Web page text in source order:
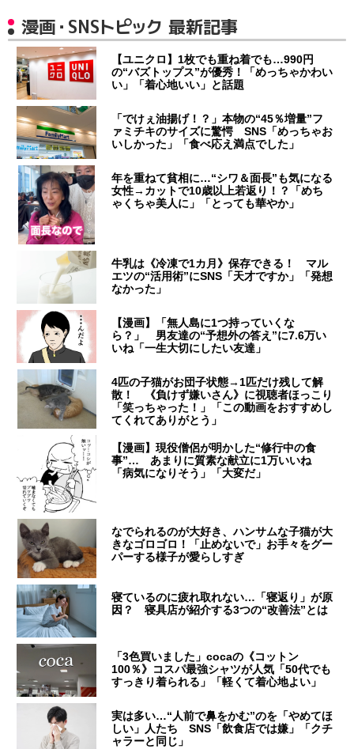
漫画・SNSトピック 最新記事
【ユニクロ】1枚でも重ね着でも…990円
の“バズトップス”が優秀！「めっちゃかわい
い」「着心地いい」と話題
「でけぇ油揚げ！？」本物の“45％増量”フ
ァミチキのサイズに驚愕 SNS「めっちゃお
いしかった」「食べ応え満点でした」
年を重ねて貧相に…“シワ＆面長”も気になる
女性→カットで10歳以上若返り！？「めち
ゃくちゃ美人に」「とっても華やか」
牛乳は《冷凍で1カ月》保存できる！ マル
エツの“活用術”にSNS「天才ですか」「発想
なかった」
【漫画】「無人島に1つ持っていくな
ら？」 男友達の“予想外の答え”に7.6万い
いね「一生大切にしたい友達」
4匹の子猫がお団子状態→1匹だけ残して解
散！ 《負けず嫌いさん》に視聴者ほっこり
「笑っちゃった！」「この動画をおすすめし
てくれてありがとう」
【漫画】現役僧侶が明かした“修行中の食
事”… あまりに質素な献立に1万いいね
「病気になりそう」「大変だ」
なでられるのが大好き、ハンサムな子猫が大
きなゴロゴロ！「止めないで」お手々をグー
パーする様子が愛らしすぎ
寝ているのに疲れ取れない…「寝返り」が原
因？ 寝具店が紹介する3つの“改善法”とは
「3色買いました」cocaの《コットン
100％》コスパ最強シャツが人気「50代でも
すっきり着られる」「軽くて着心地よい」
実は多い…“人前で鼻をかむ”のを「やめてほ
しい」人たち SNS「飲食店では嫌」「クチ
ャラーと同じ」